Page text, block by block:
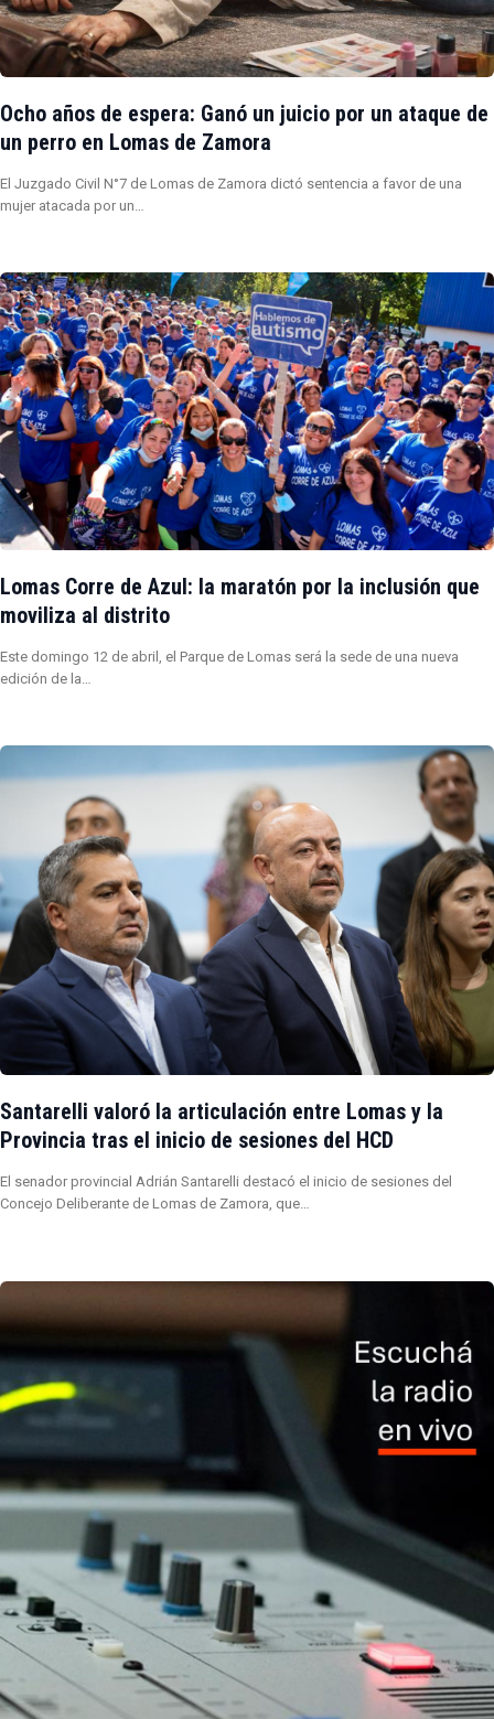
Ocho años de espera: Ganó un juicio por un ataque de
un perro en Lomas de Zamora
El Juzgado Civil N°7 de Lomas de Zamora dictó sentencia a favor de una
mujer atacada por un…
Lomas Corre de Azul: la maratón por la inclusión que
moviliza al distrito
Este domingo 12 de abril, el Parque de Lomas será la sede de una nueva
edición de la…
Santarelli valoró la articulación entre Lomas y la
Provincia tras el inicio de sesiones del HCD
El senador provincial Adrián Santarelli destacó el inicio de sesiones del
Concejo Deliberante de Lomas de Zamora, que…